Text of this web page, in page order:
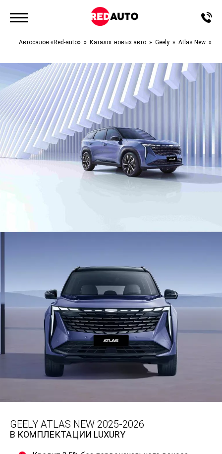
Автосалон «Red-auto» Каталог новых авто Geely Atlas New
GEELY ATLAS NEW 2025-2026
В КОМПЛЕКТАЦИИ LUXURY